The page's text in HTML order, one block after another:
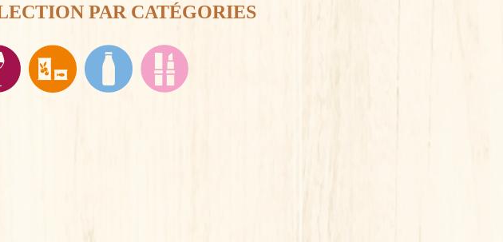
PAR CATÉGORIES